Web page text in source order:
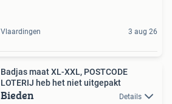
Vlaardingen 3 aug 26
Badjas maat XL-XXL, POSTCODE
LOTERIJ heb het niet uitgepakt
Bieden Details